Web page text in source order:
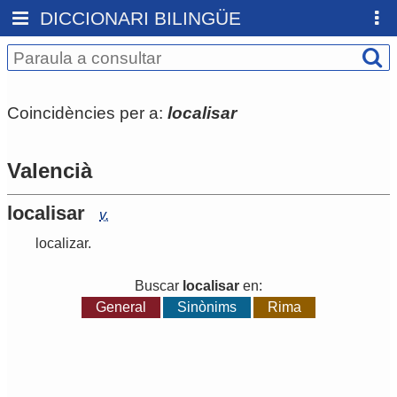
DICCIONARI BILINGÜE
Coincidències per a: localisar
Valencià
localisar
v.
localizar.
Buscar localisar en:
General
Sinònims Rima